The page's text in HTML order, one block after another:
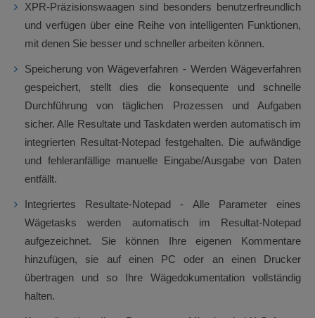
XPR-Präzisionswaagen sind besonders benutzerfreundlich
und verfügen über eine Reihe von intelligenten Funktionen,
mit denen Sie besser und schneller arbeiten können.
Speicherung von Wägeverfahren - Werden Wägeverfahren
gespeichert, stellt dies die konsequente und schnelle
Durchführung von täglichen Prozessen und Aufgaben
sicher. Alle Resultate und Taskdaten werden automatisch im
integrierten Resultat-Notepad festgehalten. Die aufwändige
und fehleranfällige manuelle Eingabe/Ausgabe von Daten
entfällt.
Integriertes Resultate-Notepad - Alle Parameter eines
Wägetasks werden automatisch im Resultat-Notepad
aufgezeichnet. Sie können Ihre eigenen Kommentare
hinzufügen, sie auf einen PC oder an einen Drucker
übertragen und so Ihre Wägedokumentation vollständig
halten.